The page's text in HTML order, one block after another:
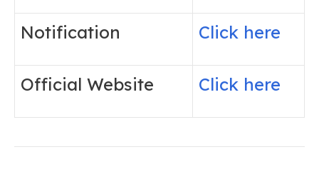
Notification Click here
Official Website Click here